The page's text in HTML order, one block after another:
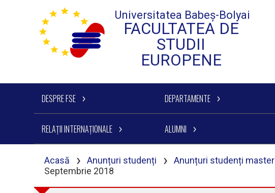
Universitatea Babeș-Bolyai
FACULTATEA DE
STUDII
EUROPENE
DESPRE FSE DEPARTAMENTE
RELAȚII INTERNAȚIONALE ALUMNI
Acasă › Anunțuri studenți › Anunțuri studenți master
Septembrie 2018